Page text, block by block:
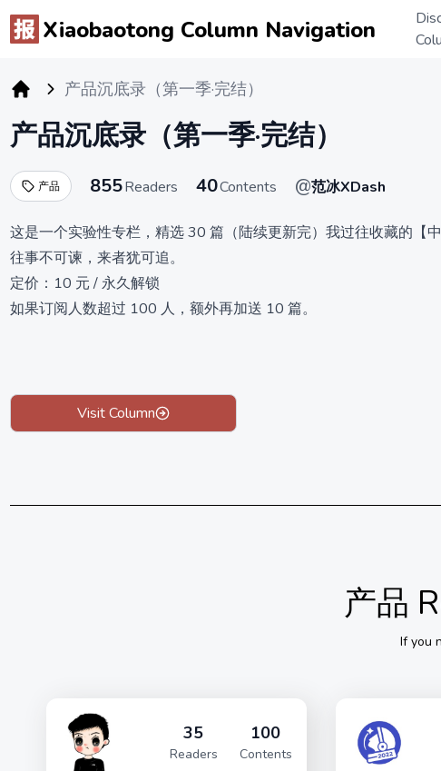
Xiaobaotong Column Navigation
产品沉底录（第一季·完结）
产品沉底录（第一季·完结）
产品 855Readers 40Contents @范冰XDash
这是一个实验性专栏，精选 30 篇（陆续更新完）我过往收藏的【
往事不可谏，来者犹可追。
定价：10 元 / 永久解锁
如果订阅人数超过 100 人，额外再加送 10 篇。
Visit Column
产品
If you
35
Readers
100
Contents